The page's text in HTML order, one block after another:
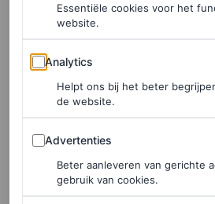
Essentiële cookies voor het
website.
Analytics
Analytics
Helpt ons bij het beter
de website.
Advertenties
Advertenties
Beter aanleveren van gerichte
gebruik van cookies.